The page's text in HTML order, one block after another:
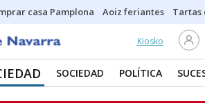
casa Pamplona Aoiz feriantes Tartas
Kiosko
SOCIEDAD POLÍTICA